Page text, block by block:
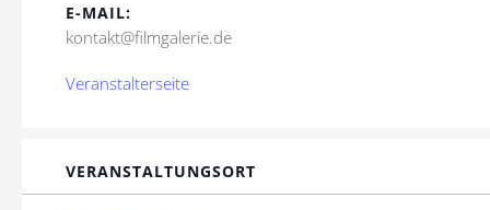
E-MAIL:
kontakt@filmgalerie.de
Veranstalterseite
VERANSTALTUNGSORT